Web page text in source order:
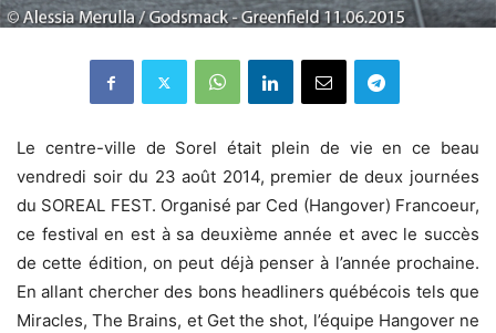
Le centre-ville de Sorel était plein de vie en ce beau
vendredi soir du 23 août 2014, premier de deux journées
du SOREAL FEST. Organisé par Ced (Hangover) Francoeur,
ce festival en est à sa deuxième année et avec le succès
de cette édition, on peut déjà penser à l’année prochaine.
En allant chercher des bons headliners québécois tels que
Miracles, The Brains, et Get the shot, l’équipe Hangover ne